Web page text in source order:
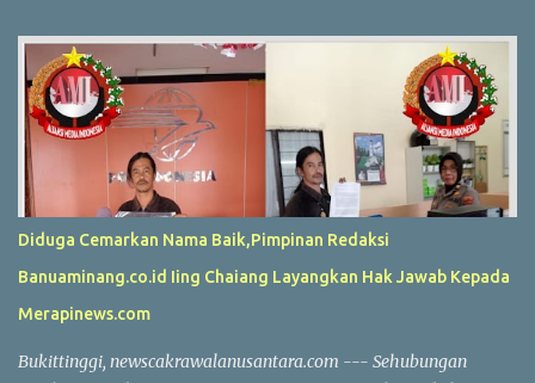
hilang. Kapolres Kampar AKBP Ronald Sumaja mengungkapkan
bahwa korban pertama kali ditemukan oleh anaknya R (17). Saat
itu R melihat pintu belakang rumah dalam kondisi terbuka dan
langsung masuk bersama saksi lain. "Mereka menemukan korban
dalam kondisi terlentang di dapur dengan tubuh kaku dan kepala
berlumuran darah," ungkap AKBP Ronald Sumaja. Di dekat jasad
korban, ditemukan dua buah tabung gas LPG 3 kg. Keluarga yang
panik segera membawa korban ke RS Aulia, tetapi dokter
memastikan bahwa korban sudah meninggal dunia. Hasil
pemeriksaan polisi menunjukkan adanya tanda-tanda kekerasan
Diduga Cemarkan Nama Baik,Pimpinan Redaksi
Banuaminang.co.id Iing Chaiang Layangkan Hak Jawab Kepada
Merapinews.com
Bukittinggi, newscakrawalanusantara.com --- Sehubungan